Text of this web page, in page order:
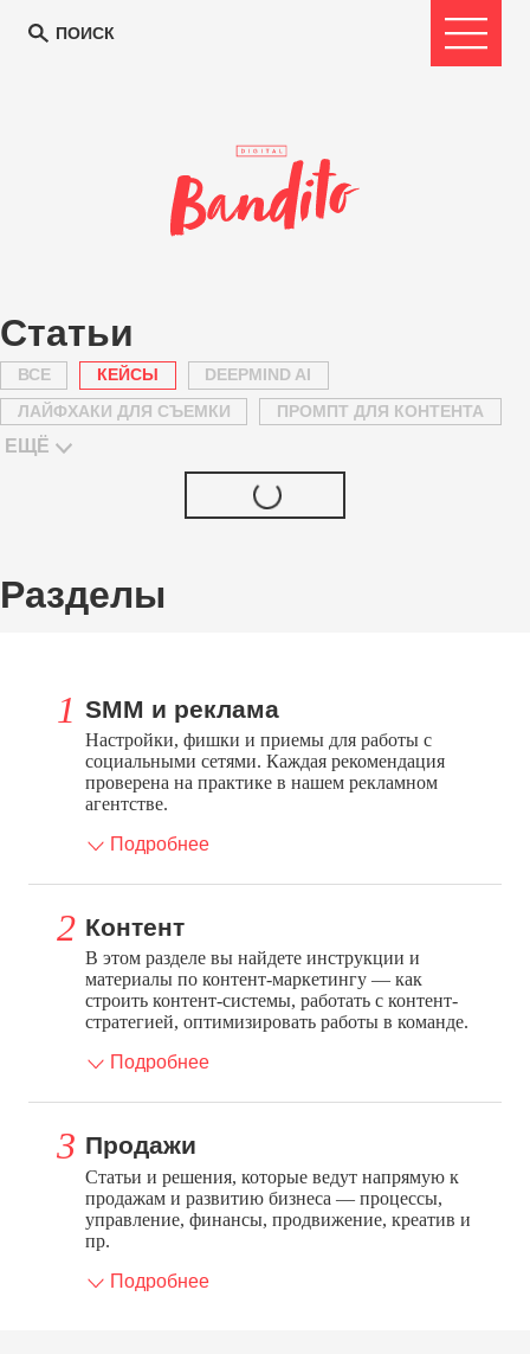
ПОИСК
Разделы
SMM и реклама
Настройки, фишки и приемы для работы с
социальными сетями. Каждая рекомендация
проверена на практике в нашем рекламном
агентстве.
Подробнее
Контент
В этом разделе вы найдете инструкции и
материалы по контент-маркетингу — как
строить контент-системы, работать с контент-
стратегией, оптимизировать работы в команде.
Подробнее
Продажи
Статьи и решения, которые ведут напрямую к
продажам и развитию бизнеса — процессы,
управление, финансы, продвижение, креатив и
пр.
Подробнее
Статьи
ВСЕ КЕЙСЫ DEEPMIND AI
ЛАЙФХАКИ ДЛЯ СЪЕМКИ ПРОМПТ ДЛЯ КОНТЕНТА
ЕЩЁ